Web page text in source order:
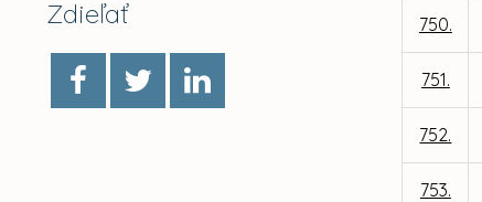
Zdieľať 750.
751.
752.
753.